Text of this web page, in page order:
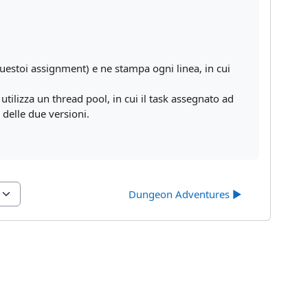
assignment) e ne stampa ogni linea, in cui
un thread pool, in cui il task assegnato ad
due versioni.
Dungeon Adventures ▶︎